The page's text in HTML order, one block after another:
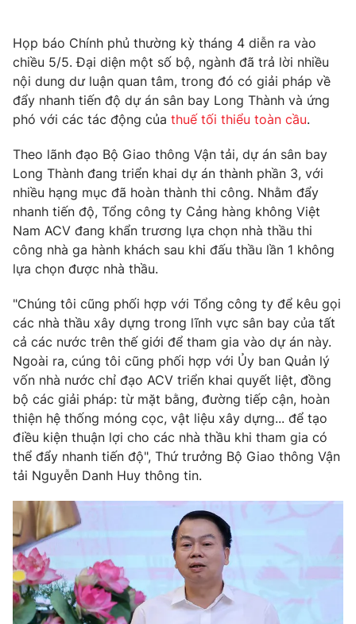
Thị trường
Góc doanh nghiệp
Truyền hình
Phim VTV
Hậu trường
Nhân vật
Khán giả
Giải sao mai
Giải trí
Âm nhạc
Sao
Đời sống
Du lịch
Làm đẹp
Chất lượng cuộc sống
Giáo dục
Tuyển sinh
Học trực tuyến
Công nghệ
Sản phẩm
Thị trường
Tư vấn
Giao lưu trực tuyến
Lịch phát sóng
Chuyên mục khác
Emagazine Podcast
Photo Infographic
Video Shorts video
VTV Money VTV Thể thao
VTV Sức khoẻ Bất động sản
Họp báo Chính phủ thường kỳ tháng 4 diễn ra vào
chiều 5/5. Đại diện một số bộ, ngành đã trả lời nhiều
nội dung dư luận quan tâm, trong đó có giải pháp về
đẩy nhanh tiến độ dự án sân bay Long Thành và ứng
phó với các tác động của thuế tối thiểu toàn cầu.
Theo lãnh đạo Bộ Giao thông Vận tải, dự án sân bay
Long Thành đang triển khai dự án thành phần 3, với
nhiều hạng mục đã hoàn thành thi công. Nhằm đẩy
nhanh tiến độ, Tổng công ty Cảng hàng không Việt
Nam ACV đang khẩn trương lựa chọn nhà thầu thi
công nhà ga hành khách sau khi đấu thầu lần 1 không
lựa chọn được nhà thầu.
"Chúng tôi cũng phối hợp với Tổng công ty để kêu gọi
các nhà thầu xây dựng trong lĩnh vực sân bay của tất
cả các nước trên thế giới để tham gia vào dự án này.
Ngoài ra, cúng tôi cũng phối hợp với Ủy ban Quản lý
vốn nhà nước chỉ đạo ACV triển khai quyết liệt, đồng
bộ các giải pháp: từ mặt bằng, đường tiếp cận, hoàn
thiện hệ thống móng cọc, vật liệu xây dựng... để tạo
điều kiện thuận lợi cho các nhà thầu khi tham gia có
thể đẩy nhanh tiến độ", Thứ trưởng Bộ Giao thông Vận
tải Nguyễn Danh Huy thông tin.